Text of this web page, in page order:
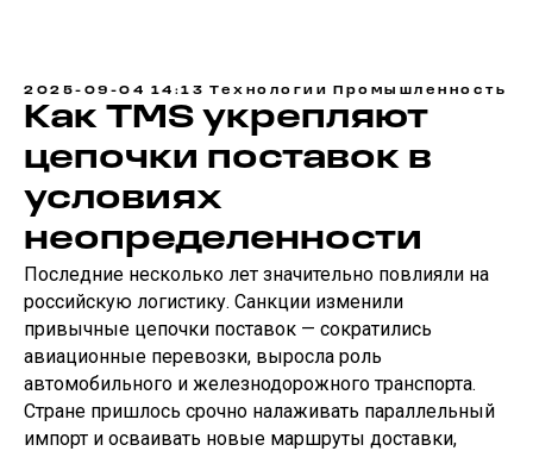
2025-09-04 14:13 Технологии Промышленность
Как TMS укрепляют
цепочки поставок в
условиях
неопределенности
Последние несколько лет значительно повлияли на
российскую логистику. Санкции изменили
привычные цепочки поставок — сократились
авиационные перевозки, выросла роль
автомобильного и железнодорожного транспорта.
Стране пришлось срочно налаживать параллельный
импорт и осваивать новые маршруты доставки,